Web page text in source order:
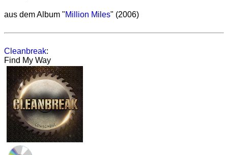
aus dem Album "Million Miles" (2006)
Cleanbreak:
Find My Way